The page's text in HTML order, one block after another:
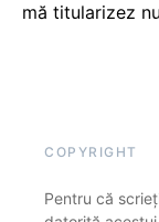
mă titularizez
COPYRIGHT
Pentru că